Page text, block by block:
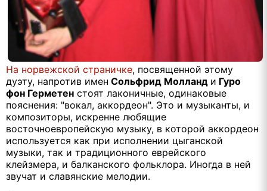
На норвежской страничке, посвященной этому
дуэту, напротив имен Сольфрид Молланд и Гуро
фон Герметен стоят лаконичные, одинаковые
пояснения: "вокал, аккордеон". Это и музыканты, и
композиторы, искренне любящие
восточноевропейскую музыку, в которой аккордеон
используется как при исполнении цыганской
музыки, так и традиционного еврейского
клейзмера, и балканского фольклора. Иногда в ней
звучат и славянские мелодии.